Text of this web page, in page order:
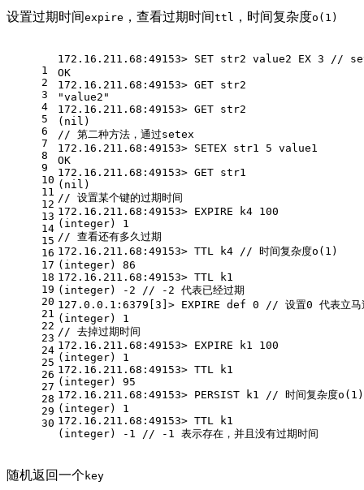
设置过期时间expire ，查看过期时间ttl ，时间复杂度o(1)
1
2
3
4
5
6
7
8
9
10
11
12
13
14
15
16
17
18
19
20
21
22
23
24
25
26
27
28
29
30
172.16.211.68:49153> SET str2 value2 EX 3 // set
OK
172.16.211.68:49153> GET str2
"value2"
172.16.211.68:49153> GET str2
(nil)
// 第二种方法，通过setex
172.16.211.68:49153> SETEX str1 5 value1
OK
172.16.211.68:49153> GET str1
(nil)
// 设置某个键的过期时间
172.16.211.68:49153> EXPIRE k4 100
(integer) 1
// 查看还有多久过期
172.16.211.68:49153> TTL k4 // 时间复杂度o(1)
(integer) 86
172.16.211.68:49153> TTL k1
(integer) -2 // -2 代表已经过期
127.0.0.1:6379[3]> EXPIRE def 0 // 设置0 代表立马
(integer) 1
// 去掉过期时间
172.16.211.68:49153> EXPIRE k1 100
(integer) 1
172.16.211.68:49153> TTL k1
(integer) 95
172.16.211.68:49153> PERSIST k1 // 时间复杂度o(1)
(integer) 1
172.16.211.68:49153> TTL k1
(integer) -1 // -1 表示存在，并且没有过期时间
随机返回一个 key